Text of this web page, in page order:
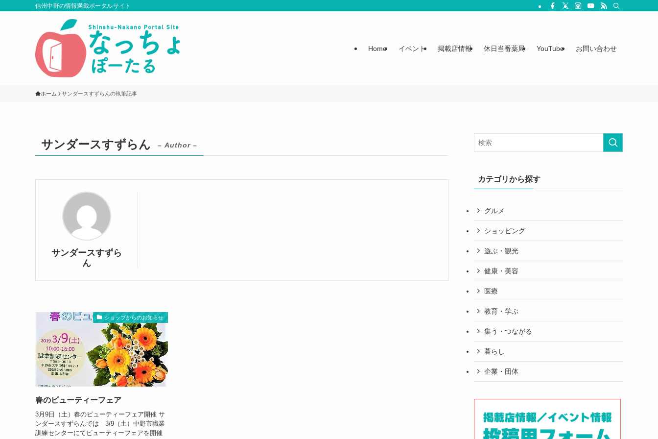
信州中野の情報満載ポータルサイト
Home イベント 掲載店情報 休日当番薬局 YouTube お問い合わせ
ホーム サンダースすずらんの執筆記事
サンダースすずらん – Author –
サンダースすずら
ん
ショップからのお知らせ
春のビューティーフェア
3月9日（土）春のビューティーフェア開催 サ
ンダースすずらんでは 3/9（土）中野市職業
訓練センターにてビューティーフェアを開催
カテゴリから探す
グルメ
ショッピング
遊ぶ・観光
健康・美容
医療
教育・学ぶ
集う・つながる
暮らし
企業・団体